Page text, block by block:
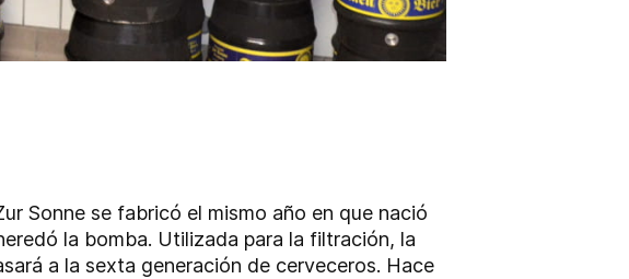
Sonne se fabricó el mismo año en que nació
la bomba. Utilizada para la filtración, la
a la sexta generación de cerveceros. Hace